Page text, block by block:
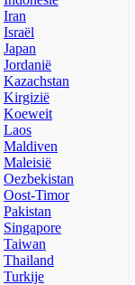
Iran
Israël
Japan
Jordanië
Kazachstan
Kirgizië
Koeweit
Laos
Maldiven
Maleisië
Oezbekistan
Oost-Timor
Pakistan
Singapore
Taiwan
Thailand
Turkije